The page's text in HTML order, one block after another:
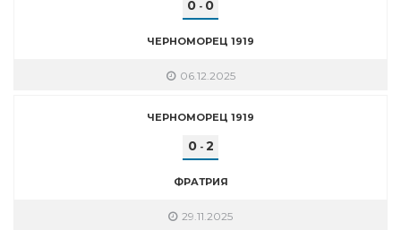
0 - 0
ЧЕРНОМОРЕЦ 1919
06.12.2025
ЧЕРНОМОРЕЦ 1919
0- 2
ФРАТРИЯ
29.11.2025